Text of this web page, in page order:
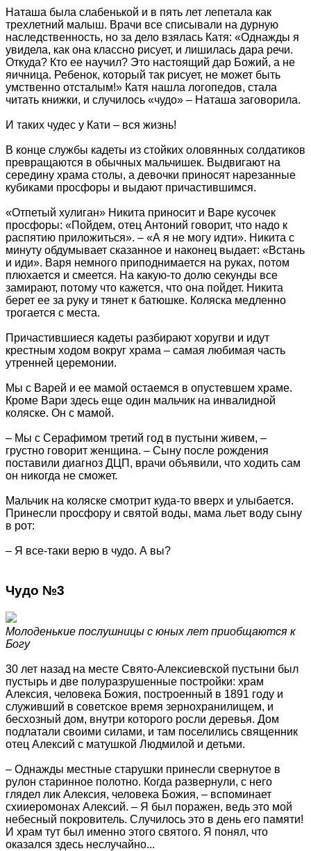
Наташа была слабенькой и в пять лет лепетала как
трехлетний малыш. Врачи все списывали на дурную
наследственность, но за дело взялась Катя: «Однажды я
увидела, как она классно рисует, и лишилась дара речи.
Откуда? Кто ее научил? Это настоящий дар Божий, а не
яичница. Ребенок, который так рисует, не может быть
умственно отсталым!» Катя нашла логопедов, стала
читать книжки, и случилось «чудо» – Наташа заговорила.
И таких чудес у Кати – вся жизнь!
В конце службы кадеты из стойких оловянных солдатиков
превращаются в обычных мальчишек. Выдвигают на
середину храма столы, а девочки приносят нарезанные
кубиками просфоры и выдают причастившимся.
«Отпетый хулиган» Никита приносит и Варе кусочек
просфоры: «Пойдем, отец Антоний говорит, что надо к
распятию приложиться». – «А я не могу идти». Никита с
минуту обдумывает сказанное и наконец выдает: «Встань
и иди». Варя немного приподнимается на руках, потом
плюхается и смеется. На какую-то долю секунды все
замирают, потому что кажется, что она пойдет. Никита
берет ее за руку и тянет к батюшке. Коляска медленно
трогается с места.
Причастившиеся кадеты разбирают хоругви и идут
крестным ходом вокруг храма – самая любимая часть
утренней церемонии.
Мы с Варей и ее мамой остаемся в опустевшем храме.
Кроме Вари здесь еще один мальчик на инвалидной
коляске. Он с мамой.
– Мы с Серафимом третий год в пустыни живем, –
грустно говорит женщина. – Сыну после рождения
поставили диагноз ДЦП, врачи объявили, что ходить сам
он никогда не сможет.
Мальчик на коляске смотрит куда-то вверх и улыбается.
Принесли просфору и святой воды, мама льет воду сыну
в рот:
– Я все-таки верю в чудо. А вы?
Чудо №3
Молоденькие послушницы с юных лет приобщаются к
Богу
30 лет назад на месте Свято-Алексиевской пустыни был
пустырь и две полуразрушенные постройки: храм
Алексия, человека Божия, построенный в 1891 году и
служивший в советское время зернохранилищем, и
бесхозный дом, внутри которого росли деревья. Дом
подлатали своими силами, и там поселились священник
отец Алексий с матушкой Людмилой и детьми.
– Однажды местные старушки принесли свернутое в
рулон старинное полотно. Когда развернули, с него
глядел лик Алексия, человека Божия, – вспоминает
схииеромонах Алексий. – Я был поражен, ведь это мой
небесный покровитель. Случилось это в день его памяти!
И храм тут был именно этого святого. Я понял, что
оказался здесь неслучайно...